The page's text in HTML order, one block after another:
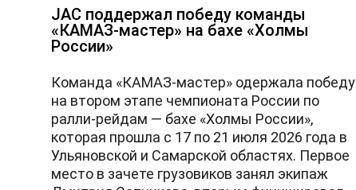
JAC поддержал победу команды
«КАМАЗ-мастер» на бахе «Холмы
России»
Команда «КАМАЗ-мастер» одержала победу
на втором этапе чемпионата России по
ралли-рейдам — бахе «Холмы России»,
которая прошла с 17 по 21 июля 2026 года в
Ульяновской и Самарской областях. Первое
место в зачете грузовиков занял экипаж